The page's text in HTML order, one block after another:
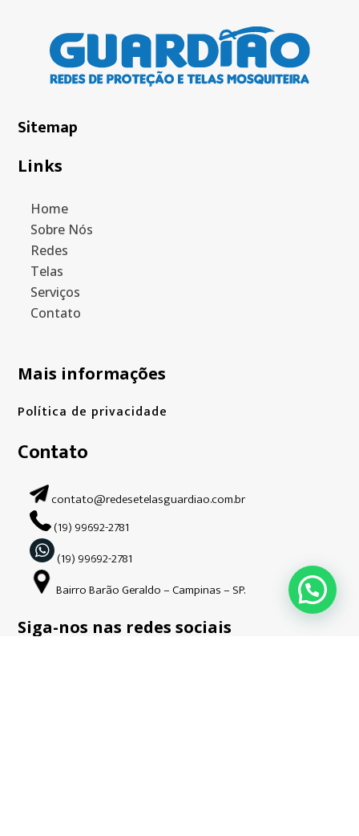
Sitemap
Links
Home
Sobre Nós
Redes
Telas
Serviços
Contato
Mais informações
Política de privacidade
Contato
contato@redesetelasguardiao.com.br
(19) 99692-2781
(19) 99692-2781
Bairro Barão Geraldo – Campinas – SP.
Siga-nos nas redes sociais